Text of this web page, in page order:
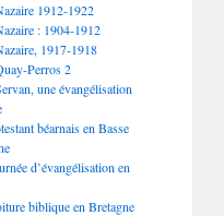
1912-1922
: 1904-1912
1917-1918
Perros 2
une évangélisation
béarnais en Basse
d’évangélisation en
biblique en Bretagne